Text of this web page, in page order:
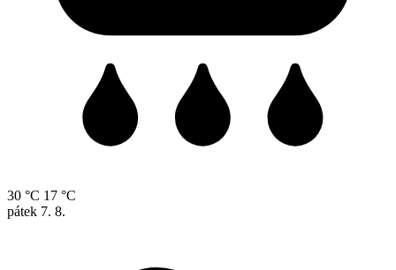
30 °C 17 °C
pátek 7. 8.